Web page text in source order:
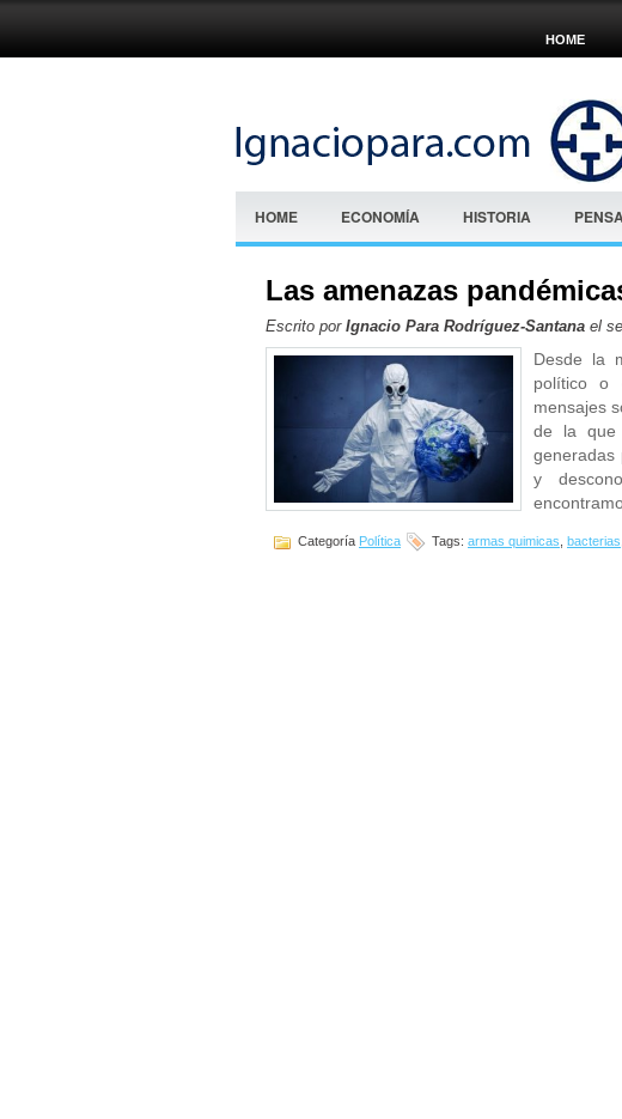
HOME
HOME ECONOMÍA HISTORIA
Las amenazas
Escrito por Ignacio Para Rodríguez-Santana el
Desde la
político o
mensajes
de la que
generadas
y
Categoría Política Tags: armas quimicas bacterias